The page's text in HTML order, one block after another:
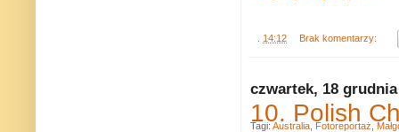
14:12 Brak komentarzy:
czwartek, 18 grudnia
10. Polish
Tagi: Australia Fotoreportaż